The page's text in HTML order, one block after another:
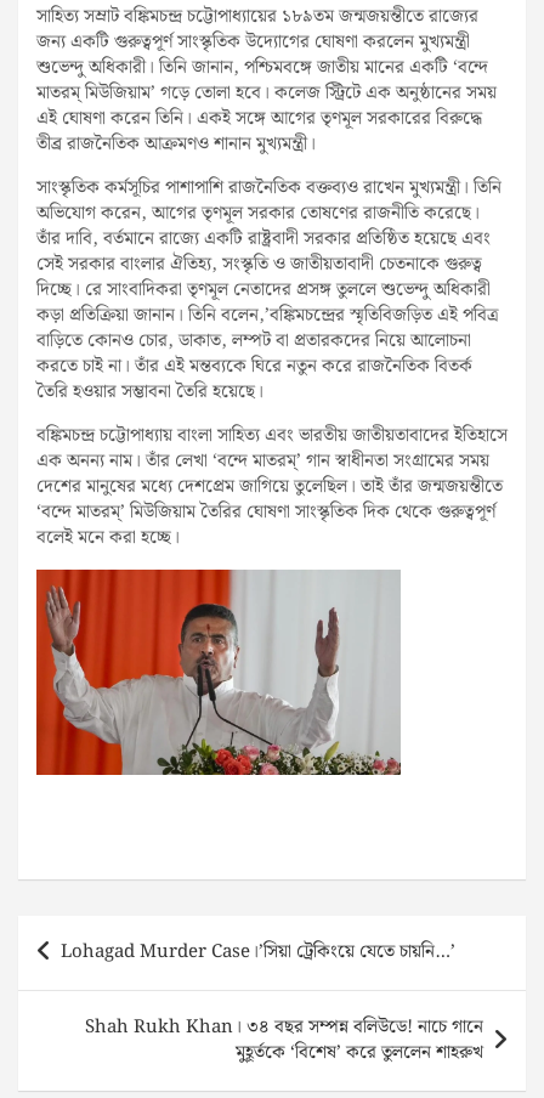
সাহিত্য সম্রাট বঙ্কিমচন্দ্র চট্টোপাধ্যায়ের ১৮৯তম জন্মজয়ন্তীতে রাজ্যের
জন্য একটি গুরুত্বপূর্ণ সাংস্কৃতিক উদ্যোগের ঘোষণা করলেন মুখ্যমন্ত্রী
শুভেন্দু অধিকারী। তিনি জানান, পশ্চিমবঙ্গে জাতীয় মানের একটি ‘বন্দে
মাতরম্‌ মিউজিয়াম’ গড়ে তোলা হবে। কলেজ স্ট্রিটে এক অনুষ্ঠানের সময়
এই ঘোষণা করেন তিনি। একই সঙ্গে আগের তৃণমূল সরকারের বিরুদ্ধে
তীব্র রাজনৈতিক আক্রমণও শানান মুখ্যমন্ত্রী।
সাংস্কৃতিক কর্মসূচির পাশাপাশি রাজনৈতিক বক্তব্যও রাখেন মুখ্যমন্ত্রী। তিনি
অভিযোগ করেন, আগের তৃণমূল সরকার তোষণের রাজনীতি করেছে।
তাঁর দাবি, বর্তমানে রাজ্যে একটি রাষ্ট্রবাদী সরকার প্রতিষ্ঠিত হয়েছে এবং
সেই সরকার বাংলার ঐতিহ্য, সংস্কৃতি ও জাতীয়তাবাদী চেতনাকে গুরুত্ব
দিচ্ছে। রে সাংবাদিকরা তৃণমূল নেতাদের প্রসঙ্গ তুললে শুভেন্দু অধিকারী
কড়া প্রতিক্রিয়া জানান। তিনি বলেন,’বঙ্কিমচন্দ্রের স্মৃতিবিজড়িত এই পবিত্র
বাড়িতে কোনও চোর, ডাকাত, লম্পট বা প্রতারকদের নিয়ে আলোচনা
করতে চাই না। তাঁর এই মন্তব্যকে ঘিরে নতুন করে রাজনৈতিক বিতর্ক
তৈরি হওয়ার সম্ভাবনা তৈরি হয়েছে।
বঙ্কিমচন্দ্র চট্টোপাধ্যায় বাংলা সাহিত্য এবং ভারতীয় জাতীয়তাবাদের ইতিহাসে
এক অনন্য নাম। তাঁর লেখা ‘বন্দে মাতরম্‌’ গান স্বাধীনতা সংগ্রামের সময়
দেশের মানুষের মধ্যে দেশপ্রেম জাগিয়ে তুলেছিল। তাই তাঁর জন্মজয়ন্তীতে
‘বন্দে মাতরম্‌’ মিউজিয়াম তৈরির ঘোষণা সাংস্কৃতিক দিক থেকে গুরুত্বপূর্ণ
বলেই মনে করা হচ্ছে।
Post
navigation
Lohagad Murder Case।’সিয়া ট্রেকিংয়ে যেতে চায়নি…’
Shah Rukh Khan। ৩৪ বছর সম্পন্ন বলিউডে! নাচে গানে
মুহূর্তকে ‘বিশেষ’ করে তুললেন শাহরুখ